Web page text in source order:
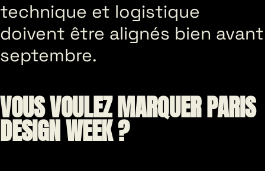
technique et logistique
doivent être alignés bien avant
septembre.
VOUS VOULEZ MARQUER PARIS
DESIGN WEEK ?